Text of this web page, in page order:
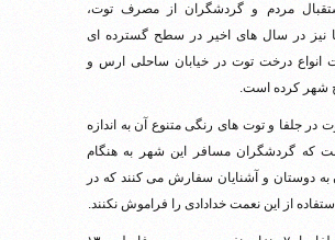
مردم و گردشگران از مصرف توت،
نیز در سال های اخیر در سطح گسترده ای
انواع درخت توت در خیابان ساحلی ارس و
شهر کرده است.
در جلفا و توت های رنگی متنوع آن به اندازه
که گردشگران مسافر این شهر به هنگام
دوستان و آشنایان سفارش می کنند که در
از این نعمت خدادادی را فراموش نکنند.